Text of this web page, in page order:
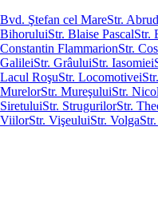
Bvd. Ştefan cel MareStr.
BihoruluiStr. Blaise PascalStr.
Constantin FlammarionStr.
GalileiStr. GrâuluiStr. Iasomiei
Lacul RoşuStr. Locomotivei
MurelorStr. MureşuluiStr.
SiretuluiStr. StrugurilorStr.
ViilorStr. VişeuluiStr. Volga